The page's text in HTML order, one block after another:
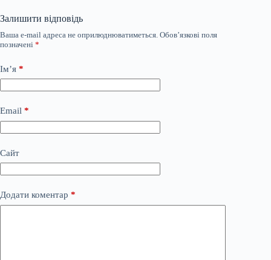
Залишити відповідь
Ваша e-mail адреса не оприлюднюватиметься. Обов’язкові поля
позначені *
Ім’я *
Email *
Сайт
Додати коментар *